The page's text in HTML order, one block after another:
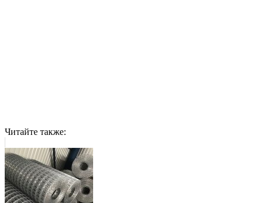
Читайте также: